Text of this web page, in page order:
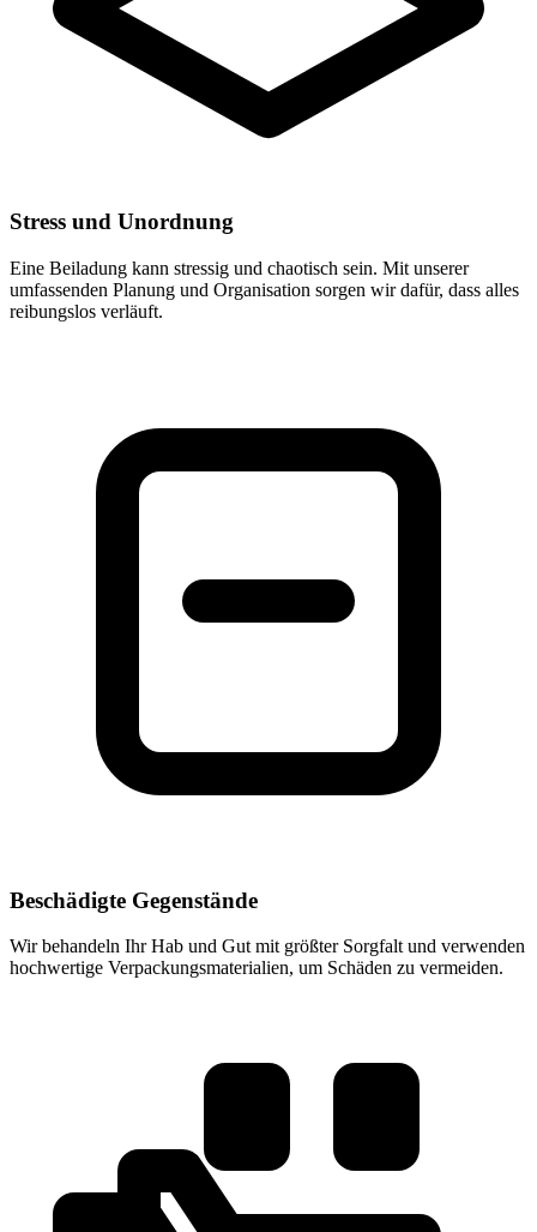
Stress und Unordnung
Eine Beiladung kann stressig und chaotisch sein. Mit unserer
umfassenden Planung und Organisation sorgen wir dafür, dass alles
reibungslos verläuft.
Beschädigte Gegenstände
Wir behandeln Ihr Hab und Gut mit größter Sorgfalt und verwenden
hochwertige Verpackungsmaterialien, um Schäden zu vermeiden.